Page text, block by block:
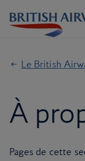
Le British
À
Pages de cette